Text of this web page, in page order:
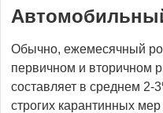
Обычно, ежемесячный
первичном и вторичном
составляет в среднем 2-
строгих карантинных